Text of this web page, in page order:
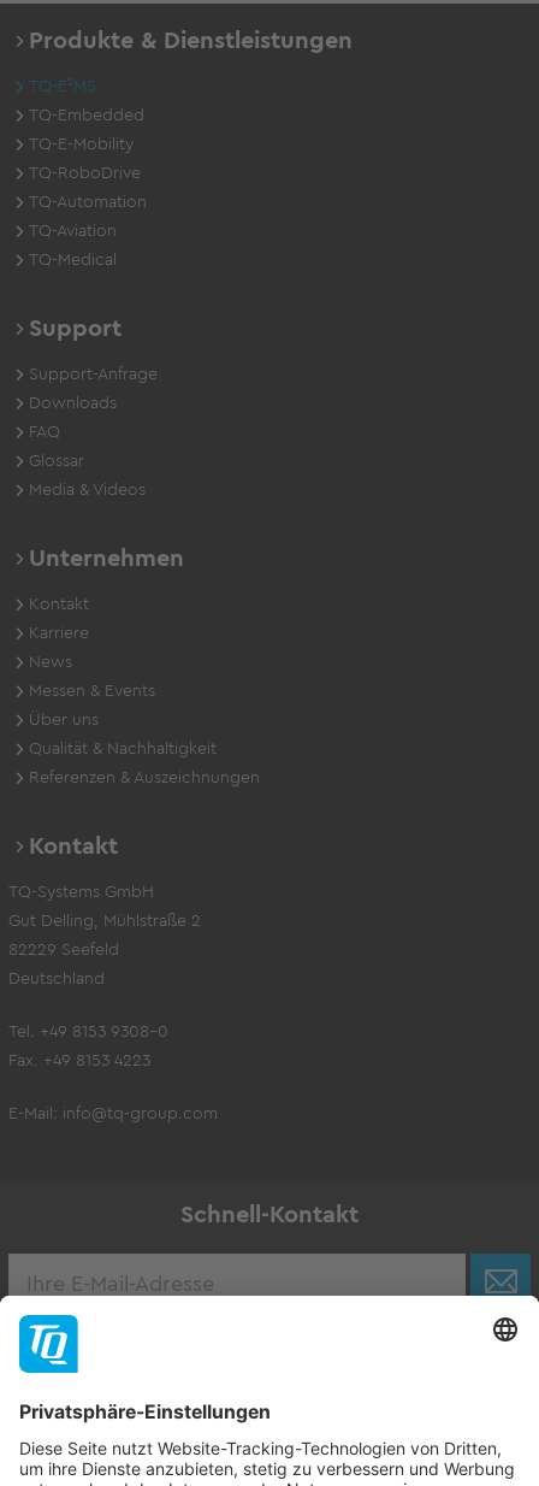
Produkte & Dienstleistungen
TQ-E²MS
TQ-Embedded
TQ-E-Mobility
TQ-RoboDrive
TQ-Automation
TQ-Aviation
TQ-Medical
Support
Support-Anfrage
Downloads
FAQ
Glossar
Media & Videos
Unternehmen
Kontakt
Karriere
News
Messen & Events
Über uns
Qualität & Nachhaltigkeit
Referenzen & Auszeichnungen
Kontakt
TQ-Systems GmbH
Gut Delling, Mühlstraße 2
82229 Seefeld
Deutschland
Tel. +49 8153 9308-0
Fax. +49 8153 4223
E-Mail: info@tq-group.com
Schnell-Kontakt
Zur Stellenbörse